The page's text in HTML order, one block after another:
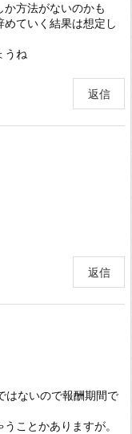
方法がないのかも
ていく結果は想定し
うね
返信
返信
はないので報酬期間で
ことかありますが。